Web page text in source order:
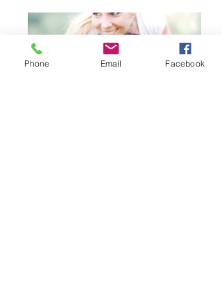
Phone Email Facebook